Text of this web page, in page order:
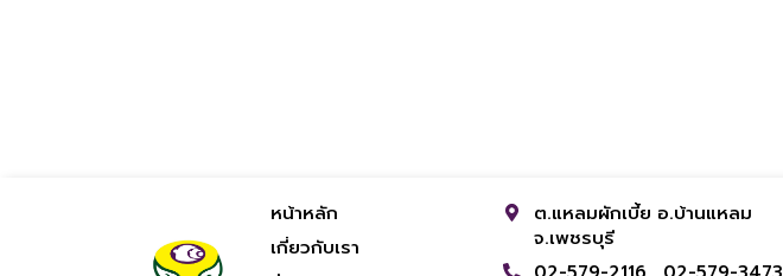
หน้าหลัก
เกี่ยวกับเรา
ต.แหลมผักเบี้ย อ.บ้านแหลม
จ.เพชรบุรี